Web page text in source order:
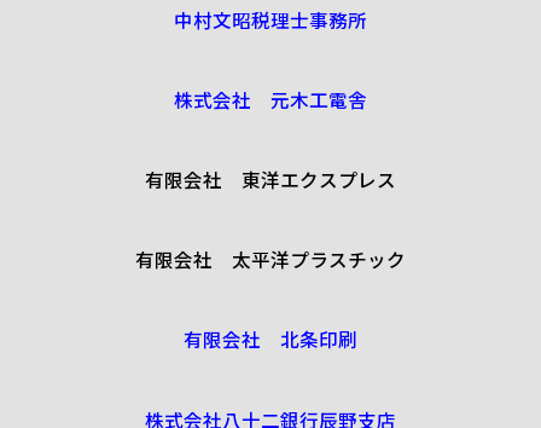
中村文昭税理士事務所
株式会社 元木工電舎
有限会社 東洋エクスプレス
有限会社 太平洋プラスチック
有限会社 北条印刷
株式会社八十二銀行辰野支店